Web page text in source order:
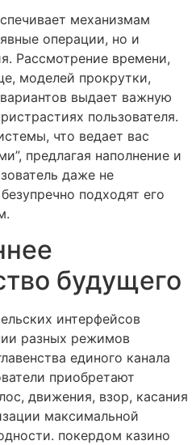
механизмам
операции, но и
Рассмотрение времени,
моделей прокрутки,
выдает важную
пользователя.
что ведает вас
предлагая наполнение и
даже не
подходят его
будущего
интерфейсов
разных режимов
единого канала
приобретают
движения, взор, касания
максимальной
покердом казино